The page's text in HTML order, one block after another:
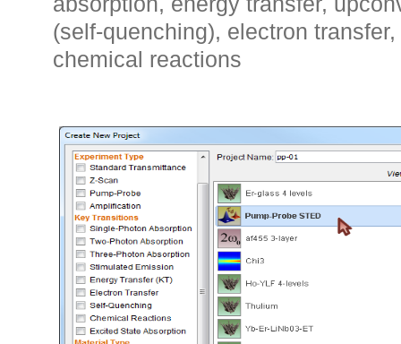
(self-quenching), electron
chemical reactions